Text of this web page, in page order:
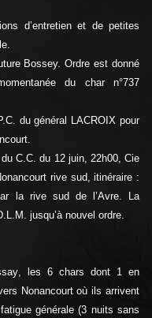
d’entretien et de petites
Bossey. Ordre est donné
du char n°737
du général LACROIX pour
C.C. du 12 juin, 22h00, Cie
rive sud, itinéraire :
la rive sud de l’Avre. La
jusqu’à nouvel ordre.
les 6 chars dont 1 en
Nonancourt où ils arrivent
générale (3 nuits sans